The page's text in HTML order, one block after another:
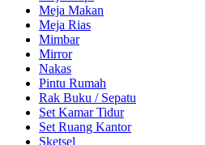
Meja Makan
Meja Rias
Mimbar
Mirror
Nakas
Pintu Rumah
Rak Buku / Sepatu
Set Kamar Tidur
Set Ruang Kantor
Sketsel